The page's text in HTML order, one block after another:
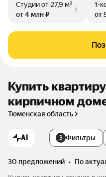
Студииот 27,9 м²
от 4 млн ₽
1-
от
Купить
кирпичном
Тюменская область
AI 3 Фильтры
30 предложений •
по